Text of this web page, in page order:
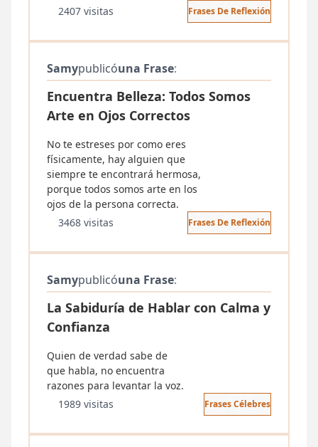
2407 visitas
Frases De Reflexión
Samypublicóuna Frase:
Encuentra Belleza: Todos Somos
Arte en Ojos Correctos
No te estreses por como eres
físicamente, hay alguien que
siempre te encontrará hermosa,
porque todos somos arte en los
ojos de la persona correcta.
3468 visitas
Frases De Reflexión
Samypublicóuna Frase:
La Sabiduría de Hablar con Calma y
Confianza
Quien de verdad sabe de
que habla, no encuentra
razones para levantar la voz.
1989 visitas
Frases Célebres